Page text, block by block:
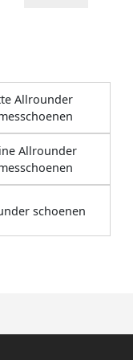
Allrounder
Allrounder
schoenen